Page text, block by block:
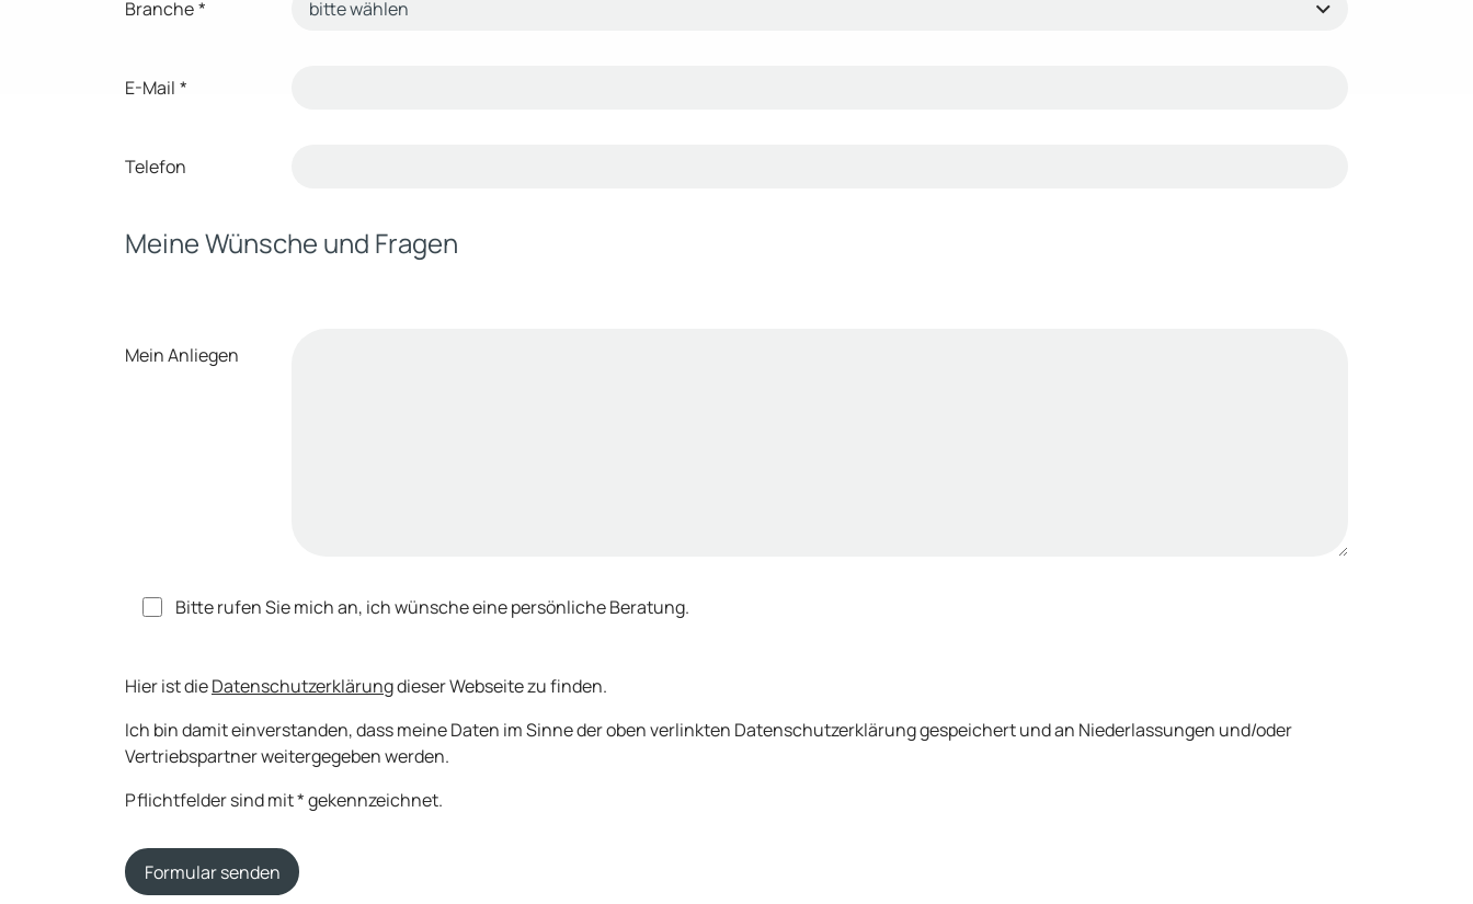
Branche*
E-Mail *
Telefon
Meine Wünsche und Fragen
Mein Anliegen
Bitte rufen Sie mich an, ich wünsche eine persönliche Beratung.
Hier ist dieDatenschutzerklärungdieser Webseite zu finden.
Ich bin damit einverstanden, dass meine Daten im Sinne der oben verlinkten Datenschutzerklärung gespeichert und an Niederlassungen und/oder
Vertriebspartner weitergegeben werden.
Pflichtfelder sind mit * gekennzeichnet.
Formular senden